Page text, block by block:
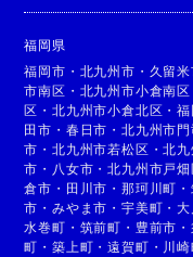
福岡県
福岡市 ・ 北九州市 ・ 久留米
市南区 ・ 北九州市小倉南区
区 ・北九州市小倉北区 ・福
田市 ・ 春日市 ・北九州市
市 ・北九州市若松区 ・北
市 ・ 八女市 ・北九州市戸畑
倉市 ・ 田川市 ・那珂川町 ・
市 ・みやま市 ・宇美町 ・大
水巻町 ・ 筑前町 ・ 豊前市 ・
町 ・築上町 ・遠賀町 ・ 川